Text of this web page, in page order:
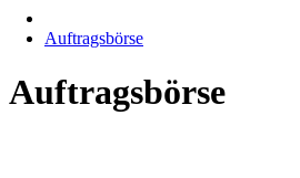
Auftragsbörse
Auftragsbörse